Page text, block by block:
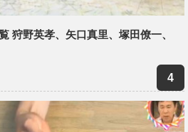
狩野英孝、矢口真里、塚田僚一、